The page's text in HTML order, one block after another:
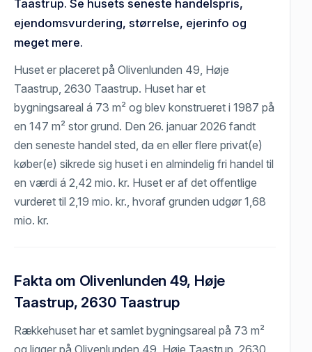
Taastrup. Se husets seneste handelspris,
ejendomsvurdering, størrelse, ejerinfo og
meget mere.
Huset er placeret på Olivenlunden 49, Høje
Taastrup, 2630 Taastrup. Huset har et
bygningsareal á 73 m² og blev konstrueret i 1987 på
en 147 m² stor grund. Den 26. januar 2026 fandt
den seneste handel sted, da en eller flere privat(e)
køber(e) sikrede sig huset i en almindelig fri handel til
en værdi á 2,42 mio. kr. Huset er af det offentlige
vurderet til 2,19 mio. kr., hvoraf grunden udgør 1,68
mio. kr.
Fakta om Olivenlunden 49, Høje
Taastrup, 2630 Taastrup
Rækkehuset har et samlet bygningsareal på 73 m²
og ligger på Olivenlunden 49, Høje Taastrup, 2630